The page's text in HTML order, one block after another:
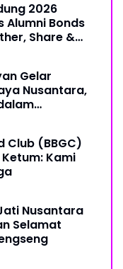
2026
Alumni Bonds
Share &
Gelar
Nusantara,
Club (BBGC)
Kami
Nusantara
Selamat